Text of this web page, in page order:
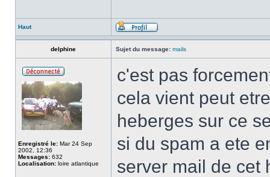
Haut
delphine Sujet du message: mails
Enregistré le: Mar 24 Sep
2002, 12:36
Messages: 632
Localisation: loire atlantique
c'est pas
cela vient peut
heberges sur ce
si du spam a ete
server mail de cet